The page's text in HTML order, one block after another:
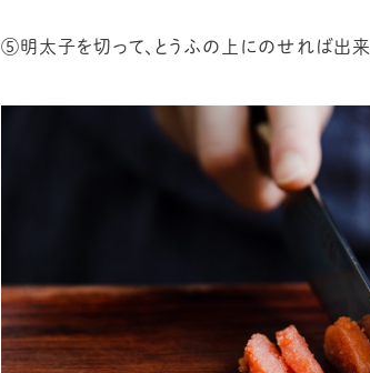
⑤明太子を切って、とうふの上にのせれば出来